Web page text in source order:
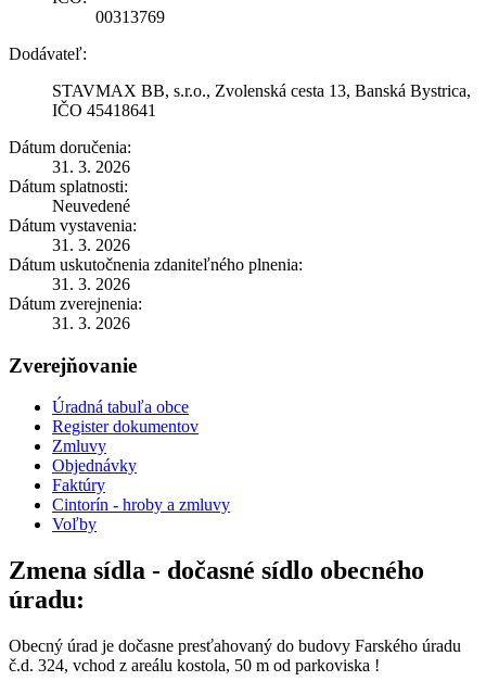
00313769
Dodávateľ:
STAVMAX BB, s.r.o., Zvolenská cesta 13, Banská Bystrica,
IČO 45418641
Dátum doručenia:
31. 3. 2026
Dátum splatnosti:
Neuvedené
Dátum vystavenia:
31. 3. 2026
Dátum uskutočnenia zdaniteľného plnenia:
31. 3. 2026
Dátum zverejnenia:
31. 3. 2026
Zverejňovanie
Úradná tabuľa obce
Register dokumentov
Zmluvy
Objednávky
Faktúry
Cintorín - hroby a zmluvy
Voľby
Zmena sídla - dočasné sídlo obecného
úradu:
Obecný úrad je dočasne presťahovaný do budovy Farského úradu
č.d. 324, vchod z areálu kostola, 50 m od parkoviska !